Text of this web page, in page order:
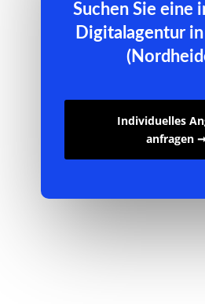
Suchen Sie eine
Digitalagentur
Individuelles
anfragen